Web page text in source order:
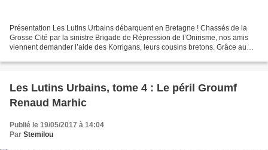
Présentation Les Lutins Urbains débarquent en Bretagne ! Chassés de la
Grosse Cité par la sinistre Brigade de Répression de l’Onirisme, nos amis
viennent demander l’aide des Korrigans, leurs cousins bretons. Grâce au
Les Lutins Urbains, tome 4 : Le péril Groumf
Renaud Marhic
Publié le 19/05/2017 à 14:04
Par Stemilou